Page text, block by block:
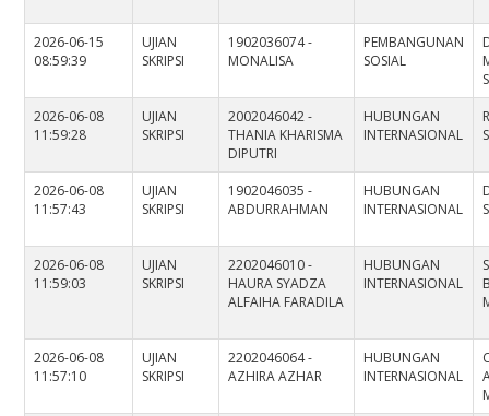
2026-06-15
08:59:39
UJIAN
SKRIPSI
1902036074 -
MONALISA
PEMBANGUNAN
SOSIAL
2026-06-08
11:59:28
UJIAN
SKRIPSI
2002046042 -
THANIA KHARISMA
DIPUTRI
HUBUNGAN
INTERNASIONAL
2026-06-08
11:57:43
UJIAN
SKRIPSI
1902046035 -
ABDURRAHMAN
HUBUNGAN
INTERNASIONAL
2026-06-08
11:59:03
UJIAN
SKRIPSI
2202046010 -
HAURA SYADZA
ALFAIHA FARADILA
HUBUNGAN
INTERNASIONAL
2026-06-08
11:57:10
UJIAN
SKRIPSI
2202046064 -
AZHIRA AZHAR
HUBUNGAN
INTERNASIONAL